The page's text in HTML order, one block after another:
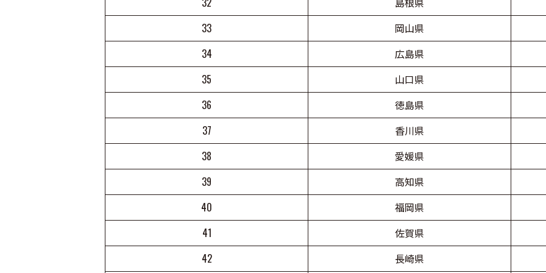
33
岡山県
34
広島県
35
山口県
36
徳島県
37
香川県
38
愛媛県
39
高知県
40
福岡県
41
佐賀県
42
長崎県